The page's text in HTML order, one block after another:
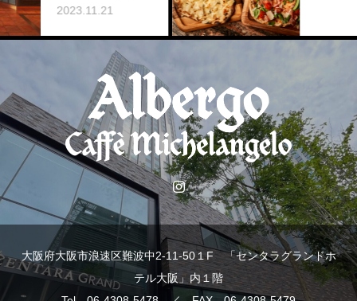
空間をお愉し
ださい。
大阪府大阪市浪速区難波中2-11-50１F 「センタラグランドホ
テル大阪」内１階